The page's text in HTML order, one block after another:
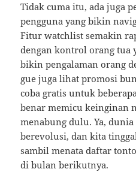
Tidak cuma itu, ada juga
pengguna yang bikin
Fitur watchlist semakin
dengan kontrol orang tua
bikin pengalaman orang
gue juga lihat promosi
coba gratis untuk
benar memicu keinginan
menabung dulu. Ya,
berevolusi, dan kita
sambil menata daftar
di bulan berikutnya.